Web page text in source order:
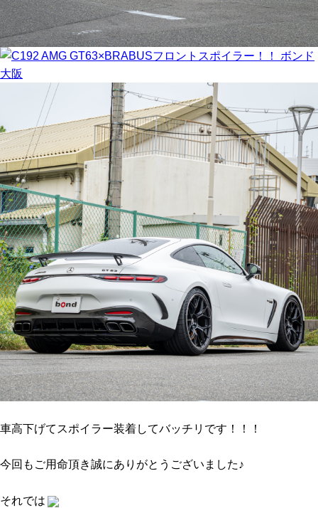
車高下げてスポイラー装着してバッチリです！！！
今回もご用命頂き誠にありがとうございました♪
それでは